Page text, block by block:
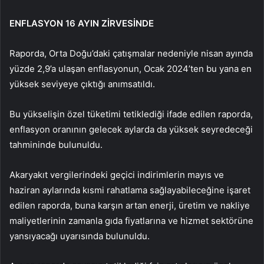
ENFLASYON 16 AYIN ZİRVESİNDE
Raporda, Orta Doğu’daki çatışmalar nedeniyle nisan ayında
yüzde 2,9’a ulaşan enflasyonun, Ocak 2024’ten bu yana en
yüksek seviyeye çıktığı anımsatıldı.
Bu yükselişin özel tüketimi tetiklediği ifade edilen raporda,
enflasyon oranının gelecek aylarda da yüksek seyredeceği
tahmininde bulunuldu.
Akaryakıt vergilerindeki geçici indirimlerin mayıs ve
haziran aylarında kısmi rahatlama sağlayabileceğine işaret
edilen raporda, buna karşın artan enerji, üretim ve nakliye
maliyetlerinin zamanla gıda fiyatlarına ve hizmet sektörüne
yansıyacağı uyarısında bulunuldu.